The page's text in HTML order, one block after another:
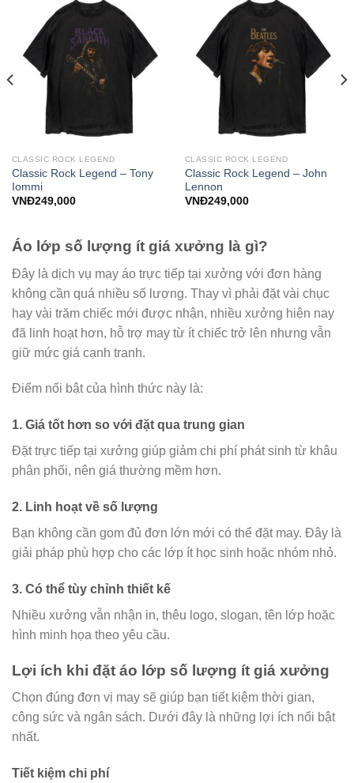
CLASSIC ROCK LEGEND
Classic Rock Legend – Tony
Iommi
VNĐ249,000
CLASSIC ROCK LEGEND
Classic Rock Legend – John
Lennon
VNĐ249,000
Áo lớp số lượng ít giá xưởng là gì?
Đây là dịch vụ may áo trực tiếp tại xưởng với đơn hàng
không cần quá nhiều số lượng. Thay vì phải đặt vài chục
hay vài trăm chiếc mới được nhận, nhiều xưởng hiện nay
đã linh hoạt hơn, hỗ trợ may từ ít chiếc trở lên nhưng vẫn
giữ mức giá cạnh tranh.
Điểm nổi bật của hình thức này là:
1. Giá tốt hơn so với đặt qua trung gian
Đặt trực tiếp tại xưởng giúp giảm chi phí phát sinh từ khâu
phân phối, nên giá thường mềm hơn.
2. Linh hoạt về số lượng
Bạn không cần gom đủ đơn lớn mới có thể đặt may. Đây là
giải pháp phù hợp cho các lớp ít học sinh hoặc nhóm nhỏ.
3. Có thể tùy chỉnh thiết kế
Nhiều xưởng vẫn nhận in, thêu logo, slogan, tên lớp hoặc
hình minh họa theo yêu cầu.
Lợi ích khi đặt áo lớp số lượng ít giá xưởng
Chọn đúng đơn vị may sẽ giúp bạn tiết kiệm thời gian,
công sức và ngân sách. Dưới đây là những lợi ích nổi bật
nhất.
Tiết kiệm chi phí